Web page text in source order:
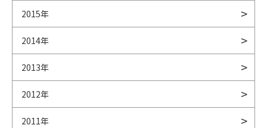
2015年
2014年
2013年
2012年
2011年